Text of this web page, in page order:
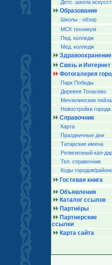
Детс. школа
Образование
Школы - обзор
МСХ техникум
Пед. колледж
Мед. колледж
Здравоохранение
Связь и Интернет
Фотогалерея
Парк Победы
Деревня Топасево
Мензелинские
Новостройки города
Справочник
Карта
Праздничные дни
Татарские имена
Религиозный кал-
Тел. справочник
Коды городов/
Гостевая книга
Объявления
Каталог ссылок
Партнёры
Партнерские
ссылки
Карта сайта